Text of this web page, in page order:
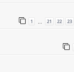
1 … 21 22 23